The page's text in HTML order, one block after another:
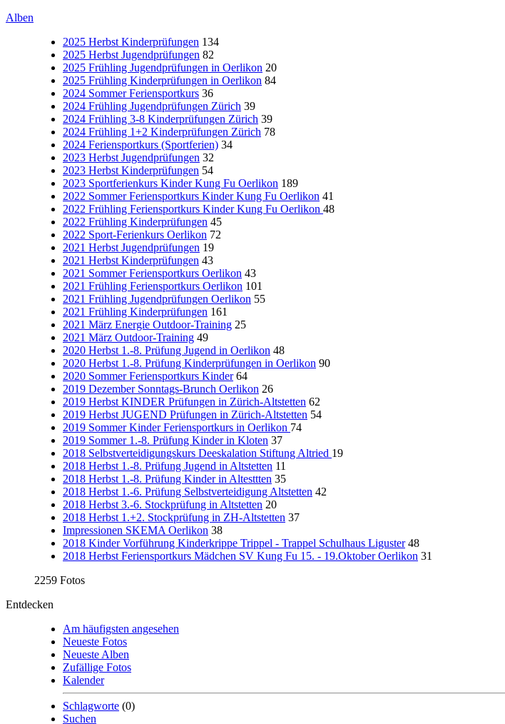
Alben
2025 Herbst Kinderprüfungen 134
2025 Herbst Jugendprüfungen 82
2025 Frühling Jugendprüfungen in Oerlikon 20
2025 Frühling Kinderprüfungen in Oerlikon 84
2024 Sommer Feriensportkurs 36
2024 Frühling Jugendprüfungen Zürich 39
2024 Frühling 3-8 Kinderprüfungen Zürich 39
2024 Frühling 1+2 Kinderprüfungen Zürich 78
2024 Feriensportkurs (Sportferien) 34
2023 Herbst Jugendprüfungen 32
2023 Herbst Kinderprüfungen 54
2023 Sportferienkurs Kinder Kung Fu Oerlikon 189
2022 Sommer Feriensportkurs Kinder Kung Fu Oerlikon 41
2022 Frühling Feriensportkurs Kinder Kung Fu Oerlikon 48
2022 Frühling Kinderprüfungen 45
2022 Sport-Ferienkurs Oerlikon 72
2021 Herbst Jugendprüfungen 19
2021 Herbst Kinderprüfungen 43
2021 Sommer Feriensportkurs Oerlikon 43
2021 Frühling Feriensportkurs Oerlikon 101
2021 Frühling Jugendprüfungen Oerlikon 55
2021 Frühling Kinderprüfungen 161
2021 März Energie Outdoor-Training 25
2021 März Outdoor-Training 49
2020 Herbst 1.-8. Prüfung Jugend in Oerlikon 48
2020 Herbst 1.-8. Prüfung Kinderprüfungen in Oerlikon 90
2020 Sommer Feriensportkurs Kinder 64
2019 Dezember Sonntags-Brunch Oerlikon 26
2019 Herbst KINDER Prüfungen in Zürich-Altstetten 62
2019 Herbst JUGEND Prüfungen in Zürich-Altstetten 54
2019 Sommer Kinder Feriensportkurs in Oerlikon 74
2019 Sommer 1.-8. Prüfung Kinder in Kloten 37
2018 Selbstverteidigungskurs Deeskalation Stiftung Altried 19
2018 Herbst 1.-8. Prüfung Jugend in Altstetten 11
2018 Herbst 1.-8. Prüfung Kinder in Altesttten 35
2018 Herbst 1.-6. Prüfung Selbstverteidigung Altstetten 42
2018 Herbst 3.-6. Stockprüfung in Altstetten 20
2018 Herbst 1.+2. Stockprüfung in ZH-Altstetten 37
Impressionen SKEMA Oerlikon 38
2018 Kinder Vorführung Kinderkrippe Trippel - Trappel Schulhaus Liguster 48
2018 Herbst Feriensportkurs Mädchen SV Kung Fu 15. - 19.Oktober Oerlikon 31
2259 Fotos
Entdecken
Am häufigsten angesehen
Neueste Fotos
Neueste Alben
Zufällige Fotos
Kalender
Schlagworte (0)
Suchen